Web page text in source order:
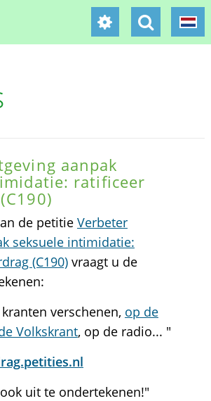
aanpak
ratificeer
de petitie Verbeter
seksuele intimidatie:
(C190)vraagt u de
verschenen, op de
Volkskrant, op de radio... "
uit te ondertekenen!"